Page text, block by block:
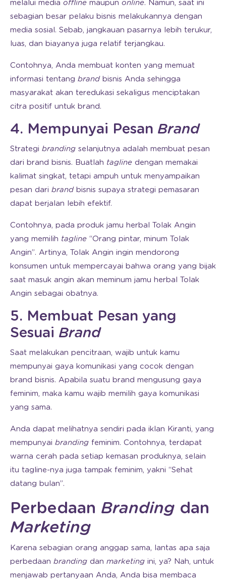
melalui media offline maupun online. Namun, saat ini
sebagian besar pelaku bisnis melakukannya dengan
media sosial. Sebab, jangkauan pasarnya lebih terukur,
luas, dan biayanya juga relatif terjangkau.
Contohnya, Anda membuat konten yang memuat
informasi tentang brand bisnis Anda sehingga
masyarakat akan teredukasi sekaligus menciptakan
citra positif untuk brand.
4. Mempunyai Pesan Brand
Strategi branding selanjutnya adalah membuat pesan
dari brand bisnis. Buatlah tagline dengan memakai
kalimat singkat, tetapi ampuh untuk menyampaikan
pesan dari brand bisnis supaya strategi pemasaran
dapat berjalan lebih efektif.
Contohnya, pada produk jamu herbal Tolak Angin
yang memilih tagline “Orang pintar, minum Tolak
Angin”. Artinya, Tolak Angin ingin mendorong
konsumen untuk mempercayai bahwa orang yang bijak
saat masuk angin akan meminum jamu herbal Tolak
Angin sebagai obatnya.
5. Membuat Pesan yang
Sesuai Brand
Saat melakukan pencitraan, wajib untuk kamu
mempunyai gaya komunikasi yang cocok dengan
brand bisnis. Apabila suatu brand mengusung gaya
feminim, maka kamu wajib memilih gaya komunikasi
yang sama.
Anda dapat melihatnya sendiri pada iklan Kiranti, yang
mempunyai branding feminim. Contohnya, terdapat
warna cerah pada setiap kemasan produknya, selain
itu tagline-nya juga tampak feminim, yakni “Sehat
datang bulan”.
Perbedaan Branding dan
Marketing
Karena sebagian orang anggap sama, lantas apa saja
perbedaan branding dan marketing ini, ya? Nah, untuk
menjawab pertanyaan Anda, Anda bisa membaca